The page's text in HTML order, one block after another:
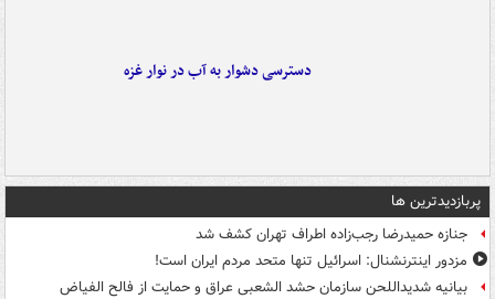
دسترسی دشوار به آب در نوار غزه
پربازدیدترین ها
جنازه حمیدرضا رجب‌زاده اطراف تهران کشف شد
مزدور اینترنشنال: اسرائیل تنها متحد مردم ایران است!
بیانیه شدیداللحن سازمان حشد الشعبی عراق و حمایت از فالح الفیاض